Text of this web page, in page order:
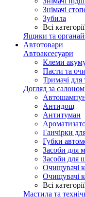
Знімачі
Зубила
Всі
Ящики та
Автотовари
Автоаксесуари
Клеми
Пасти та
Тримачі
Догляд за
Антидощ
Антитуман
Ганчірки
Губки
Засоби для
Засоби для
Очищувачі
Очищувачі
Всі
Мастила та